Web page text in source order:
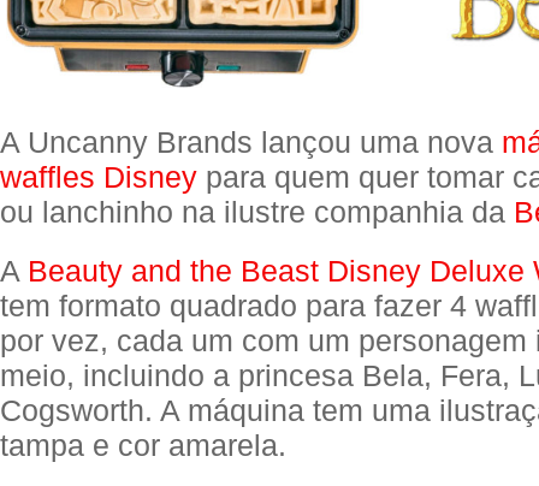
A Uncanny Brands lançou uma nova
waffles Disney para quem quer tomar
ou lanchinho na ilustre companhia da
A Beauty and the Beast Disney Deluxe
tem formato quadrado para fazer 4
por vez, cada um com um personagem
meio, incluindo a princesa Bela, Fera,
Cogsworth. A máquina tem uma
tampa e cor amarela.